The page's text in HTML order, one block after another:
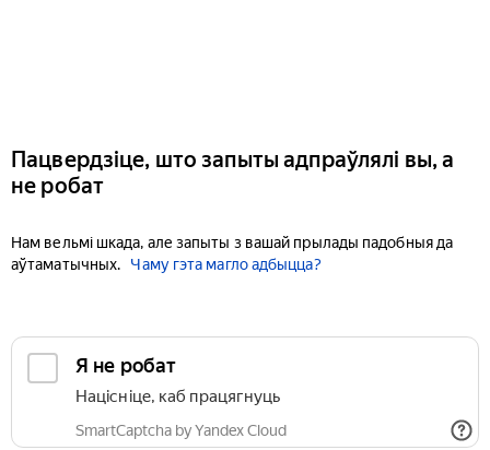
Пацвердзіце, што запыты адпраўлялі вы, а
не робат
Нам вельмі шкада, але запыты з вашай прылады падобныя да
аўтаматычных.
Чаму гэта магло адбыцца?
Я не робат
Націсніце, каб працягнуць
SmartCaptcha by Yandex Cloud